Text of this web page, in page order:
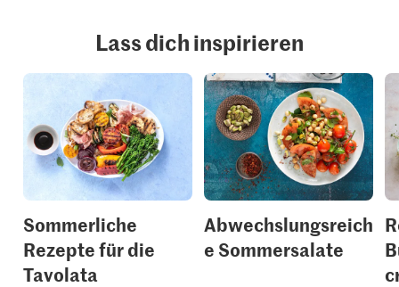
Lass dich inspirieren
Sommerliche
Rezepte für die
Tavolata
Abwechslungsreich
e Sommersalate